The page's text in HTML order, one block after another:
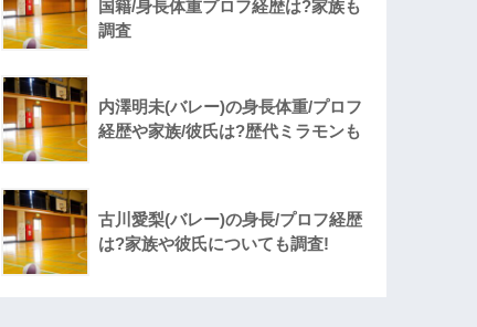
国籍/身長体重プロフ経歴は?家族も
調査
内澤明未(バレー)の身長体重/プロフ
経歴や家族/彼氏は?歴代ミラモンも
古川愛梨(バレー)の身長/プロフ経歴
は?家族や彼氏についても調査!